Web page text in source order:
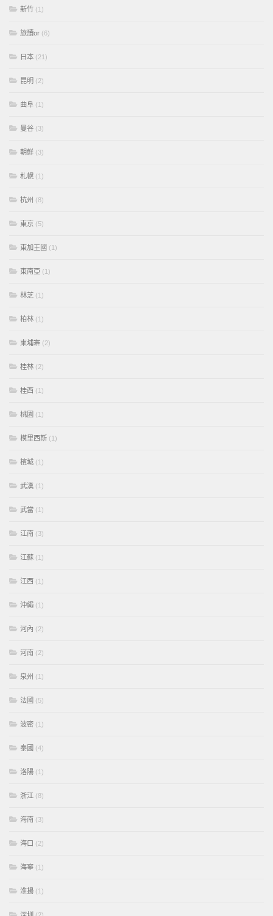
新竹 (1)
旅讀or (6)
日本 (21)
昆明 (2)
曲阜 (1)
曼谷 (3)
朝鮮 (3)
札幌 (1)
杭州 (8)
東京 (5)
東加王國 (1)
東南亞 (1)
林芝 (1)
柏林 (1)
柬埔寨 (2)
桂林 (2)
桂西 (1)
桃園 (1)
模里西斯 (1)
檳城 (1)
武漢 (1)
武當 (1)
江南 (3)
江蘇 (1)
江西 (1)
沖繩 (1)
河內 (2)
河南 (2)
泉州 (1)
法國 (5)
波密 (1)
泰國 (4)
洛陽 (1)
浙江 (8)
海南 (3)
海口 (2)
海寧 (1)
淮揚 (1)